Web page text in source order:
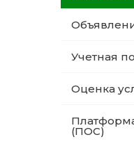
Учетная
Оценка
(ПОС)